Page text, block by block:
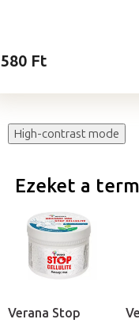
580 Ft
High-contrast mode
Ezeket a
Verana Stop